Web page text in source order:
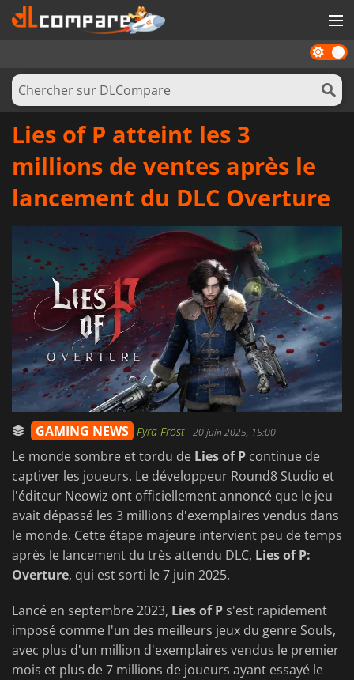
CARTES PRÉPAYÉES
LOGICIELS
Dark
mode
Lies of P atteint les 3
millions de ventes après le
lancement du DLC Overture
GAMING NEWS Fyra Frost-20 juin 2025, 15:00
Le monde sombre et tordu de Lies of P continue de
captiver les joueurs. Le développeur Round8 Studio et
l'éditeur Neowiz ont officiellement annoncé que le jeu
avait dépassé les 3 millions d'exemplaires vendus dans
le monde. Cette étape majeure intervient peu de temps
après le lancement du très attendu DLC, Lies of P:
Overture, qui est sorti le 7 juin 2025.
Lancé en septembre 2023, Lies of P s'est rapidement
imposé comme l'un des meilleurs jeux du genre Souls,
avec plus d'un million d'exemplaires vendus le premier
mois et plus de 7 millions de joueurs ayant essayé le